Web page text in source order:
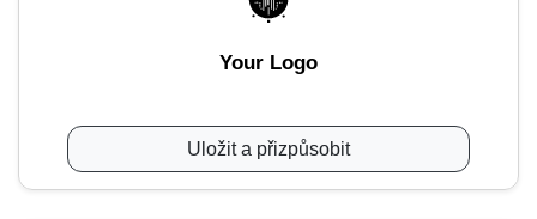
Your Logo
Uložit a přizpůsobit